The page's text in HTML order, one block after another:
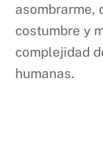
asombrarme,
costumbre y
complejidad
humanas.